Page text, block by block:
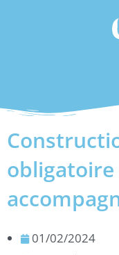
01/02/2024